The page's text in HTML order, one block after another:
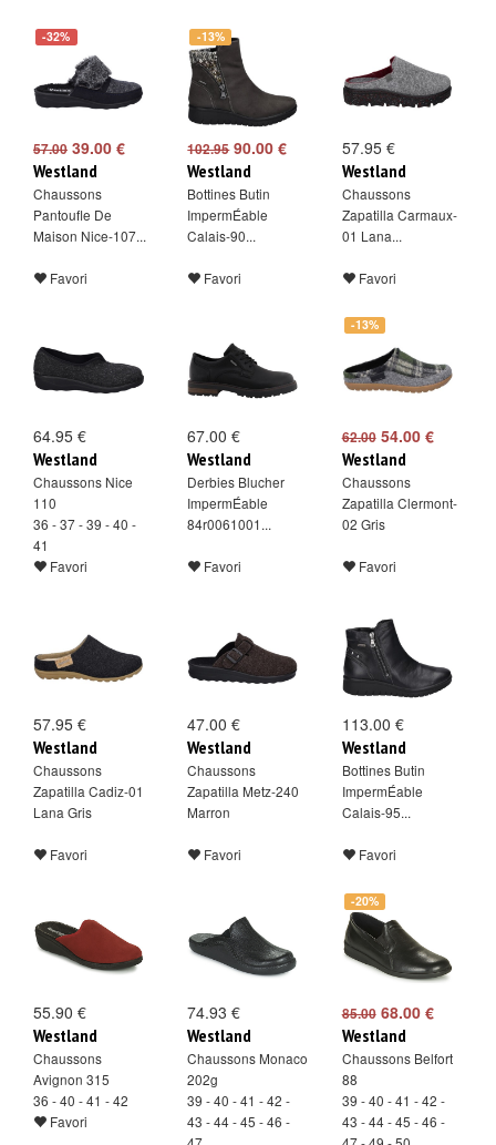
-32%
57.00 39.00 €
Westland
Chaussons
Pantoufle De
Maison Nice-107...
Favori
-13%
102.9590.00 €
Westland
Bottines Butin
ImpermÉable
Calais-90...
Favori
57.95 €
Westland
Chaussons
Zapatilla Carmaux-
01 Lana...
Favori
64.95 €
Westland
Chaussons Nice
110
36 - 37 - 39 - 40 -
41
Favori
67.00 €
Westland
Derbies Blucher
ImpermÉable
84r0061001...
Favori
-13%
62.0054.00 €
Westland
Chaussons
Zapatilla Clermont-
02 Gris
Favori
57.95 €
Westland
Chaussons
Zapatilla Cadiz-01
Lana Gris
Favori
47.00 €
Westland
Chaussons
Zapatilla Metz-240
Marron
Favori
113.00 €
Westland
Bottines Butin
ImpermÉable
Calais-95...
Favori
55.90 €
Westland
Chaussons
Avignon 315
36 - 40 - 41 - 42
Favori
74.93 €
Westland
Chaussons Monaco
202g
39 - 40 - 41 - 42 -
43 - 44 - 45 - 46 -
-20%
85.0068.00 €
Westland
Chaussons Belfort
88
39 - 40 - 41 - 42 -
43 - 44 - 45 - 46 -